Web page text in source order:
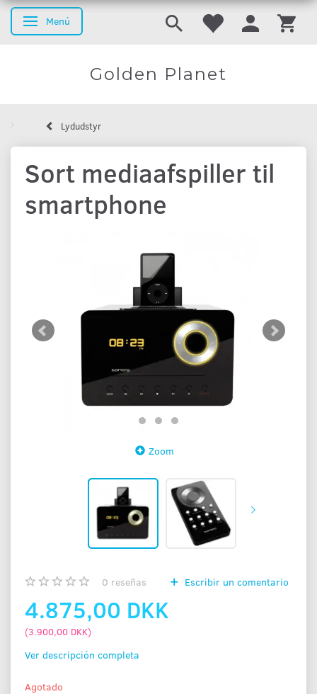
Navegación de palanca
Menú
Golden Planet
Lydudstyr
Sort mediaafspiller til
smartphone
Zoom
0 reseñas Escribir un comentario
4.875,00 DKK
(3.900,00 DKK)
Ver descripción completa
Agotado